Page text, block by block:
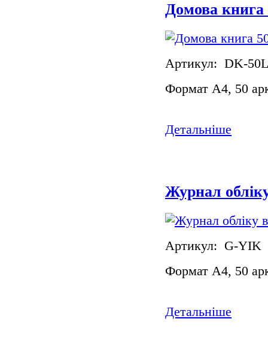
Домова книга
Артикул: DK-50L
Формат А4, 50
Детальніше
Журнал
Артикул: G-YIK
Формат А4, 50
Детальніше